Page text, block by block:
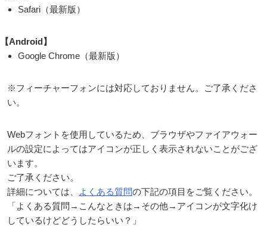
Safari（最新版）
【Android】
Google Chrome（最新版）
※フィーチャーフォンには対応しておりません。ご了承くださ
い。
Webフォントを使用しているため、ブラウザやファイアウォー
ルの設定によってはアイコンが正しく表示されないことがござ
います。
ご了承ください。
詳細については、
よくある質問の下記の項目をご覧ください。
「よくある質問→こんなときは→その他→アイコンが文字化け
しているけどどうしたらいい？」